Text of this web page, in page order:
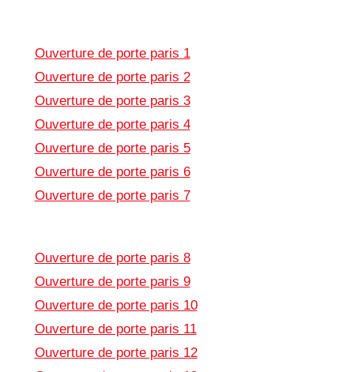
Ouverture de porte paris 1
Ouverture de porte paris 2
Ouverture de porte paris 3
Ouverture de porte paris 4
Ouverture de porte paris 5
Ouverture de porte paris 6
Ouverture de porte paris 7
Ouverture de porte paris 8
Ouverture de porte paris 9
Ouverture de porte paris 10
Ouverture de porte paris 11
Ouverture de porte paris 12